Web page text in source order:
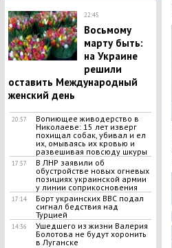
22:45
Восьмому
марту быть:
на Украине
решили
оставить Международный
женский день
20:57
​Вопиющее живодерство в
Николаеве: 15 лет изверг
похищал собак, убивал и ел
их, омываясь их кровью и
развешивая повсюду шкуры
17:57
В ЛНР заявили об
обустройстве новых огневых
позициях украинской армии
у линии соприкосновения
17:14
Борт украинских ВВС подал
сигнал бедствия над
Турцией
14:36
Ушедшего из жизни Валерия
Болотова не будут хоронить
в Луганске